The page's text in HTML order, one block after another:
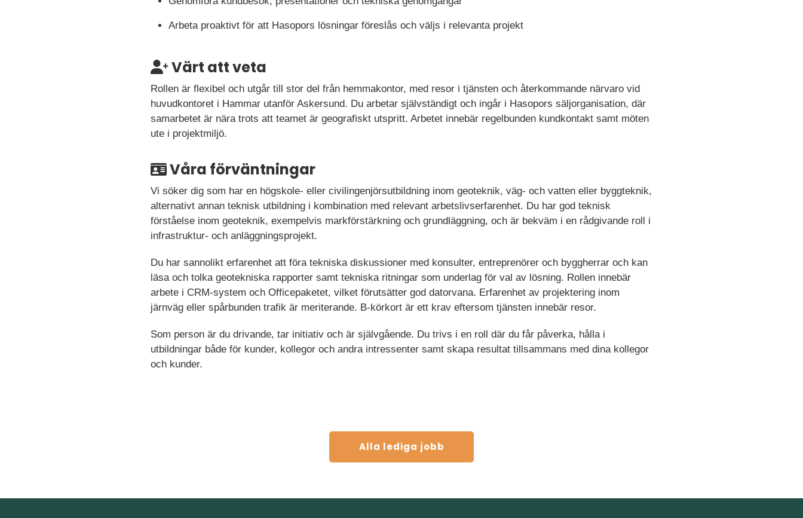
Arbeta proaktivt för att Hasopors lösningar föreslås och väljs i relevanta projekt
Värt att veta
Rollen är flexibel och utgår till stor del från hemmakontor, med resor i tjänsten och återkommande närvaro vid
huvudkontoret i Hammar utanför Askersund. Du arbetar självständigt och ingår i Hasopors säljorganisation, där
samarbetet är nära trots att teamet är geografiskt utspritt. Arbetet innebär regelbunden kundkontakt samt möten
ute i projektmiljö.
Våra förväntningar
Vi söker dig som har en högskole- eller civilingenjörsutbildning inom geoteknik, väg- och vatten eller byggteknik,
alternativt annan teknisk utbildning i kombination med relevant arbetslivserfarenhet. Du har god teknisk
förståelse inom geoteknik, exempelvis markförstärkning och grundläggning, och är bekväm i en rådgivande roll i
infrastruktur- och anläggningsprojekt.
Du har sannolikt erfarenhet att föra tekniska diskussioner med konsulter, entreprenörer och byggherrar och kan
läsa och tolka geotekniska rapporter samt tekniska ritningar som underlag för val av lösning. Rollen innebär
arbete i CRM-system och Officepaketet, vilket förutsätter god datorvana. Erfarenhet av projektering inom
järnväg eller spårbunden trafik är meriterande. B-körkort är ett krav eftersom tjänsten innebär resor.
Som person är du drivande, tar initiativ och är självgående. Du trivs i en roll där du får påverka, hålla i
utbildningar både för kunder, kollegor och andra intressenter samt skapa resultat tillsammans med dina kollegor
och kunder.
Alla lediga jobb